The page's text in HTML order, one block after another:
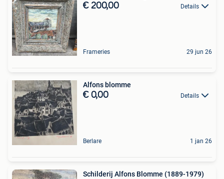
€ 200,00 Details
Frameries 29 jun 26
Alfons blomme
€ 0,00 Details
Berlare 1 jan 26
Schilderij Alfons Blomme (1889-1979)